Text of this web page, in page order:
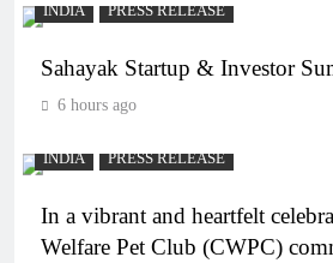
INDIA PRESS RELEASE
Sahayak Startup & Investor
6 hours ago
INDIA PRESS RELEASE
In a vibrant and heartfelt
Welfare Pet Club (CWPC)